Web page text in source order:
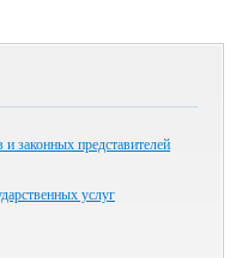
законных представителей
услуг